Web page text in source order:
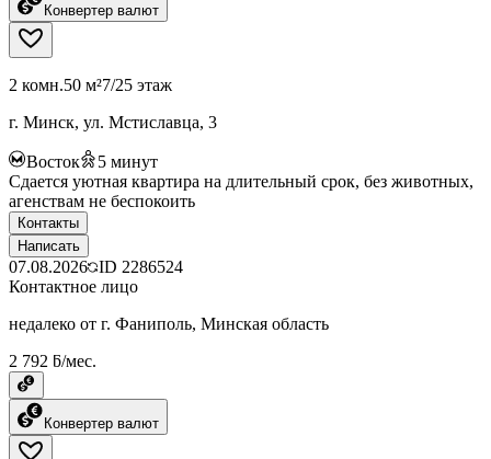
Конвертер валют
2 комн.50 м²7/25 этаж
г. Минск, ул. Мстиславца, 3
Восток 5 минут
Сдается уютная квартира на длительный срок, без животных,
агенствам не беспокоить
Контакты
Написать
07.08.2026 ID 2286524
Контактное лицо
недалеко от г. Фаниполь, Минская область
2 792 ƃ/мес.
Конвертер валют